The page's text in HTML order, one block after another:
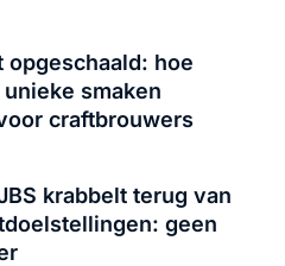
opgeschaald: hoe
smaken
craftbrouwers
krabbelt terug van
geen